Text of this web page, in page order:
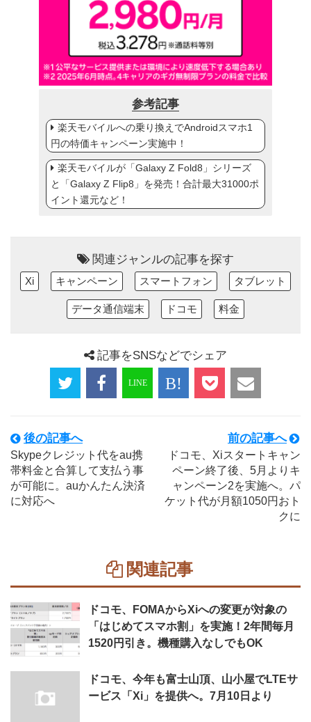
参考記事
楽天モバイルへの乗り換えでAndroidスマホ1
円の特価キャンペーン実施中！
楽天モバイルが「Galaxy Z Fold8」シリーズ
と「Galaxy Z Flip8」を発売！合計最大31000ポ
イント還元など！
関連ジャンルの記事を探す
Xi キャンペーン スマートフォン タブレット
データ通信端末 ドコモ 料金
記事をSNSなどでシェア
後の記事へ
Skypeクレジット代をau携
帯料金と合算して支払う事
が可能に。auかんたん決済
に対応へ
前の記事へ
ドコモ、Xiスタートキャン
ペーン終了後、5月よりキ
ャンペーン2を実施へ。パ
ケット代が月額1050円おト
クに
関連記事
ドコモ、FOMAからXiへの変更が対象の
「はじめてスマホ割」を実施！2年間毎月
1520円引き。機種購入なしでもOK
ドコモ、今年も富士山頂、山小屋でLTEサ
ービス「Xi」を提供へ。7月10日より